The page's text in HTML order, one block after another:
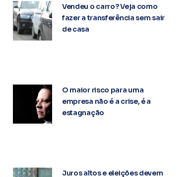
Vendeu o carro? Veja como
fazer a transferência sem sair
de casa
O maior risco para uma
empresa não é a crise, é a
estagnação
Juros altos e eleições devem